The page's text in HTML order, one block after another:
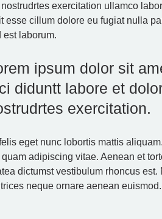
exercitation ullamco
esse cillum dolore eu fugiat nulla
est laborum.
ipsum dolor sit
diduntt labore et
exercitation.
eget nunc lobortis mattis
adipiscing vitae. Aenean et
dictumst vestibulum rhoncus
neque ornare aenean